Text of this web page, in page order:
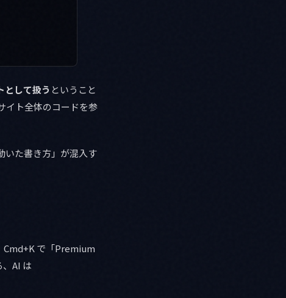
して扱う ということ
イト全体のコードを参
いた書き方」が混入す
Cmd+K で「Premium
AI は